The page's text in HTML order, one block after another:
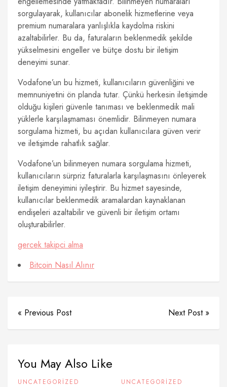
sorgulayarak, kullanıcılar abonelik hizmetlerine veya
premium numaralara yanlışlıkla kaydolma riskini
azaltabilirler. Bu da, faturaların beklenmedik şekilde
yükselmesini engeller ve bütçe dostu bir iletişim
deneyimi sunar.
Vodafone’un bu hizmeti, kullanıcıların güvenliğini ve
memnuniyetini ön planda tutar. Çünkü herkesin iletişimde
olduğu kişileri güvenle tanıması ve beklenmedik mali
yüklerle karşılaşmaması önemlidir. Bilinmeyen numara
sorgulama hizmeti, bu açıdan kullanıcılara güven verir
ve iletişimde rahatlık sağlar.
Vodafone’un bilinmeyen numara sorgulama hizmeti,
kullanıcıların sürpriz faturalarla karşılaşmasını önleyerek
iletişim deneyimini iyileştirir. Bu hizmet sayesinde,
kullanıcılar beklenmedik aramalardan kaynaklanan
endişeleri azaltabilir ve güvenli bir iletişim ortamı
oluşturabilirler.
gercek takipci alma
Bitcoin Nasıl Alınır
« Previous Post Next Post »
You May Also Like
UNCATEGORIZED UNCATEGORIZED